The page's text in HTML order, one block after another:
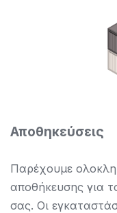
Αποθηκεύσεις
Παρέχουμε
αποθήκευσης για
σας. Οι